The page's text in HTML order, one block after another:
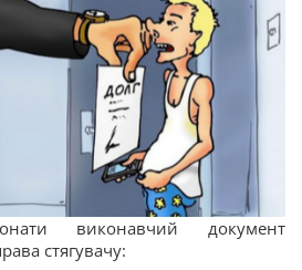
виконавчий документ
стягувачу: